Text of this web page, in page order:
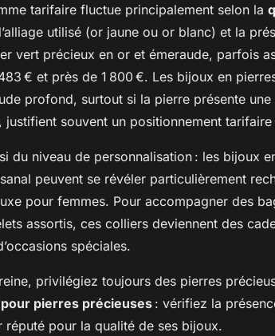
tarifaire fluctue principalement selon la
utilisé (or jaune ou or blanc) et la
vert précieux en or et émeraude, parfois
€ et près de 1 800 €. Les bijoux en
profond, surtout si la pierre présente
justifient souvent un positionnement tarifaire
du niveau de personnalisation : les bijoux
peuvent se révéler particulièrement
pour femmes. Pour accompagner des
assortis, ces colliers deviennent des
spéciales.
privilégiez toujours des pierres
pour pierres précieuses : vérifiez la
pour la qualité de ses bijoux.